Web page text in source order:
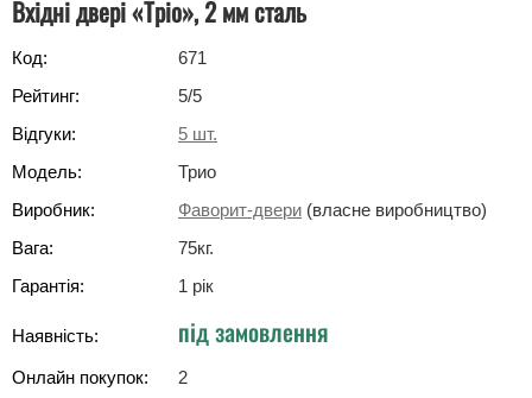
Вхідні двері «Тріо», 2 мм сталь
Код:
671
Рейтинг:
5/5
Відгуки:
5 шт.
Модель:
Трио
Виробник:
Фаворит-двери (власне виробництво)
Вага:
75кг.
Гарантія:
1 рік
Наявність: під замовлення
Онлайн покупок: 2